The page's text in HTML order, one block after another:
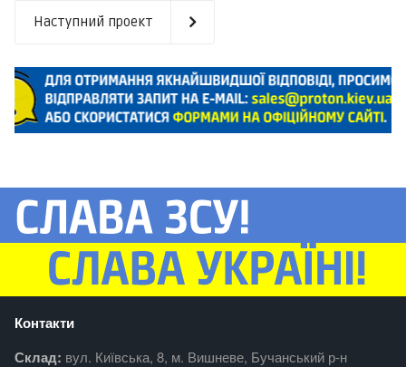
Наступний проект
Контакти
Склад: вул. Київська, 8, м. Вишневе, Бучанський р-н